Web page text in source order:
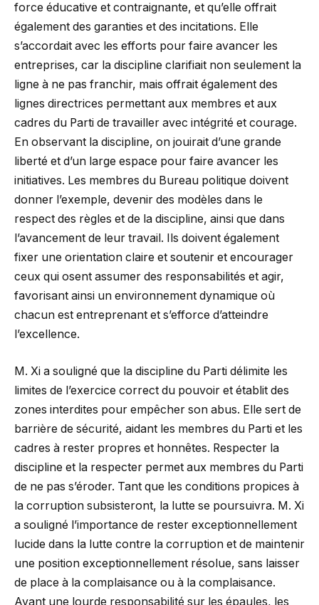
force éducative et contraignante, et qu’elle offrait
également des garanties et des incitations. Elle
s’accordait avec les efforts pour faire avancer les
entreprises, car la discipline clarifiait non seulement la
ligne à ne pas franchir, mais offrait également des
lignes directrices permettant aux membres et aux
cadres du Parti de travailler avec intégrité et courage.
En observant la discipline, on jouirait d’une grande
liberté et d’un large espace pour faire avancer les
initiatives. Les membres du Bureau politique doivent
donner l’exemple, devenir des modèles dans le
respect des règles et de la discipline, ainsi que dans
l’avancement de leur travail. Ils doivent également
fixer une orientation claire et soutenir et encourager
ceux qui osent assumer des responsabilités et agir,
favorisant ainsi un environnement dynamique où
chacun est entreprenant et s’efforce d’atteindre
l’excellence.
M. Xi a souligné que la discipline du Parti délimite les
limites de l’exercice correct du pouvoir et établit des
zones interdites pour empêcher son abus. Elle sert de
barrière de sécurité, aidant les membres du Parti et les
cadres à rester propres et honnêtes. Respecter la
discipline et la respecter permet aux membres du Parti
de ne pas s’éroder. Tant que les conditions propices à
la corruption subsisteront, la lutte se poursuivra. M. Xi
a souligné l’importance de rester exceptionnellement
lucide dans la lutte contre la corruption et de maintenir
une position exceptionnellement résolue, sans laisser
de place à la complaisance ou à la complaisance.
Ayant une lourde responsabilité sur les épaules, les